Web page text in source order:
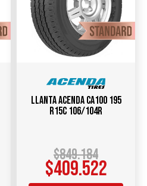
Llanta ACENDA CA100 195
R15C 106/104R
$849.184
$409.522